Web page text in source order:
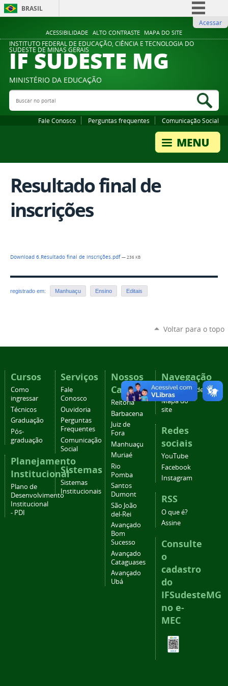
ACESSIBILIDADE ALTO CONTRASTE MAPA DO SITE
BRASIL
Comunica BR
Participe
Legislação
Acessar
INSTITUTO FEDERAL DE EDUCAÇÃO, CIÊNCIA E TECNOLOGIA DO
SUDESTE DE MINAS GERAIS
IF SUDESTE MG
MINISTÉRIO DA EDUCAÇÃO
Buscar no portal
Fale Conosco Perguntas frequentes Comunicação Social
Resultado final de
inscrições
Download 6.Resultado final de inscrições.pdf— 236 KB
registrado em: Manhuaçu Ensino Editais
Voltar para o topo
Cursos
Como
ingressar
Técnicos
Graduação
Pós-
graduação
Planejamento
Institucional
Plano de
Desenvolvimento
Institucional
- PDI
Serviços
Fale
Conosco
Ouvidoria
Perguntas
Frequentes
Comunicação
Social
Sistemas
Sistemas
Institucionais
Nossos
Campi
Reitoria
Barbacena
Juiz de
Fora
Manhuaçu
Muriaé
Rio
Pomba
Santos
Dumont
São João
del-Rei
Avançado
Bom
Sucesso
Avançado
Cataguases
Avançado
Ubá
Navegação
Acessibilidade
Mapa do
site
Redes
sociais
YouTube
Facebook
Instagram
RSS
O que é?
Assine
Consulte
o
cadastro
do
IFSudesteMG
no e-
MEC